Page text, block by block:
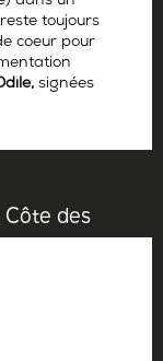
toujours
coeur pour
signées